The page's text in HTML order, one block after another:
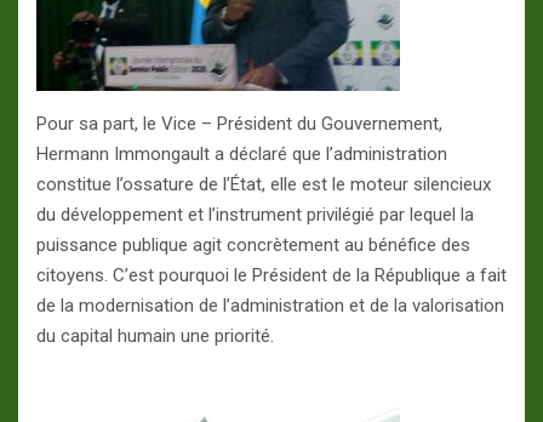
Pour sa part, le Vice – Président du Gouvernement,
Hermann Immongault a déclaré que l’administration
constitue l’ossature de l’État, elle est le moteur silencieux
du développement et l’instrument privilégié par lequel la
puissance publique agit concrètement au bénéfice des
citoyens. C’est pourquoi le Président de la République a fait
de la modernisation de l’administration et de la valorisation
du capital humain une priorité.